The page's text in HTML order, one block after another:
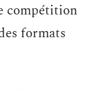
compétition
formats